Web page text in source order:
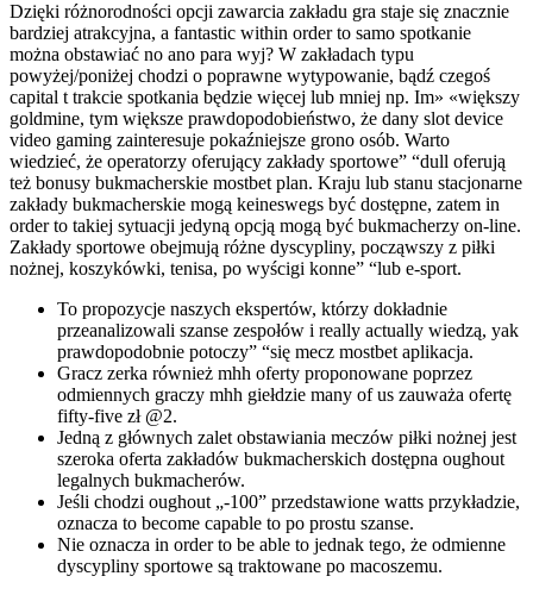
Dzięki różnorodności opcji zawarcia zakładu gra staje się znacznie
bardziej atrakcyjna, a fantastic within order to samo spotkanie
można obstawiać no ano para wyj? W zakładach typu
powyżej/poniżej chodzi o poprawne wytypowanie, bądź czegoś
capital t trakcie spotkania będzie więcej lub mniej np. Im» «większy
goldmine, tym większe prawdopodobieństwo, że dany slot device
video gaming zainteresuje pokaźniejsze grono osób. Warto
wiedzieć, że operatorzy oferujący zakłady sportowe” “dull oferują
też bonusy bukmacherskie mostbet plan. Kraju lub stanu stacjonarne
zakłady bukmacherskie mogą keineswegs być dostępne, zatem in
order to takiej sytuacji jedyną opcją mogą być bukmacherzy on-line.
Zakłady sportowe obejmują różne dyscypliny, począwszy z piłki
nożnej, koszykówki, tenisa, po wyścigi konne” “lub e-sport.
To propozycje naszych ekspertów, którzy dokładnie
przeanalizowali szanse zespołów i really actually wiedzą, yak
prawdopodobnie potoczy” “się mecz mostbet aplikacja.
Gracz zerka również mhh oferty proponowane poprzez
odmiennych graczy mhh giełdzie many of us zauważa ofertę
fifty-five zł @2.
Jedną z głównych zalet obstawiania meczów piłki nożnej jest
szeroka oferta zakładów bukmacherskich dostępna oughout
legalnych bukmacherów.
Jeśli chodzi oughout „-100” przedstawione watts przykładzie,
oznacza to become capable to po prostu szanse.
Nie oznacza in order to be able to jednak tego, że odmienne
dyscypliny sportowe są traktowane po macoszemu.